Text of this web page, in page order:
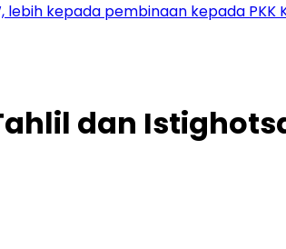
kepada pembinaan kepada PKK
dan